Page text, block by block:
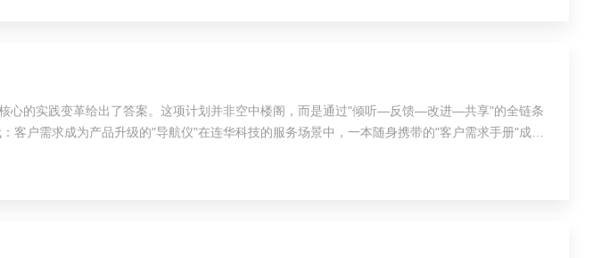
心的实践变革给出了答案。这项计划并非空中楼阁，而是通过"倾听—反馈—改进—共享"的全链条
户需求成为产品升级的"导航仪"在连华科技的服务场景中，一本随身携带的"客户需求手册"成为